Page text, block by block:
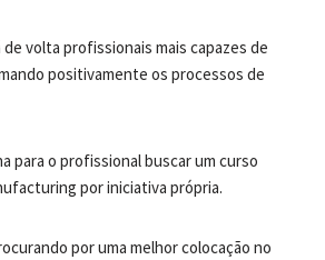
volta profissionais mais capazes de
positivamente os processos de
para o profissional buscar um curso
por iniciativa própria.
por uma melhor colocação no